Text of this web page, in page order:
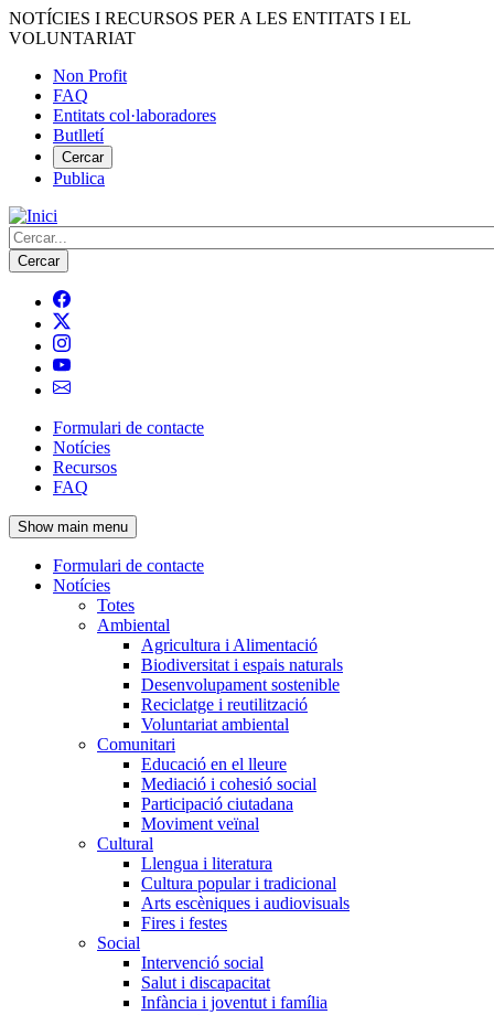
Vés
al
NOTÍCIES I RECURSOS PER A LES ENTITATS I EL
VOLUNTARIAT
Menú
del
compte
d'usuari
Non Profit
FAQ
Entitats col·laboradores
Butlletí
Cercar
Publica
Cerca
Navegació
principal
de
l'encapçalament
Formulari de contacte
Notícies
Recursos
FAQ
Show main menu
Navegació
principal
Formulari de contacte
Notícies
Totes
Ambiental
Agricultura i Alimentació
Biodiversitat i espais naturals
Desenvolupament sostenible
Reciclatge i reutilització
Voluntariat ambiental
Comunitari
Educació en el lleure
Mediació i cohesió social
Participació ciutadana
Moviment veïnal
Cultural
Llengua i literatura
Cultura popular i tradicional
Arts escèniques i audiovisuals
Fires i festes
Social
Intervenció social
Salut i discapacitat
Infància i joventut i família